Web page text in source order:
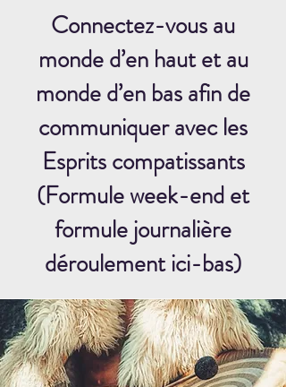
Connectez-vous au
monde d’en haut et au
monde d’en bas afin de
communiquer avec les
Esprits compatissants
(Formule week-end et
formule journalière
déroulement ici-bas)